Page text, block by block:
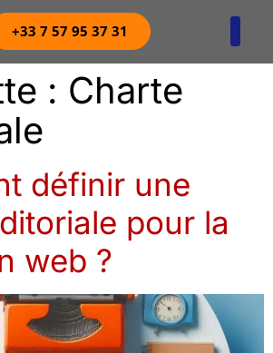
+33 7 57 95 37 31
: Charte
définir une
pour la
web ?